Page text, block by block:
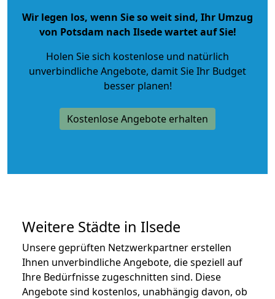
Wir legen los, wenn Sie so weit sind, Ihr Umzug
von Potsdam nach Ilsede wartet auf Sie!
Holen Sie sich kostenlose und natürlich
unverbindliche Angebote, damit Sie Ihr Budget
besser planen!
Kostenlose Angebote erhalten
Weitere Städte in Ilsede
Unsere geprüften Netzwerkpartner erstellen
Ihnen unverbindliche Angebote, die speziell auf
Ihre Bedürfnisse zugeschnitten sind. Diese
Angebote sind kostenlos, unabhängig davon, ob